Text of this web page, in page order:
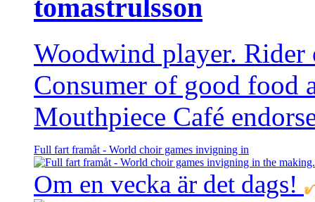
tomastrulsson
Woodwind player.
Consumer of good food
Mouthpiece Café
Full fart framåt - World choir games invigning in
Om en vecka är det dags!